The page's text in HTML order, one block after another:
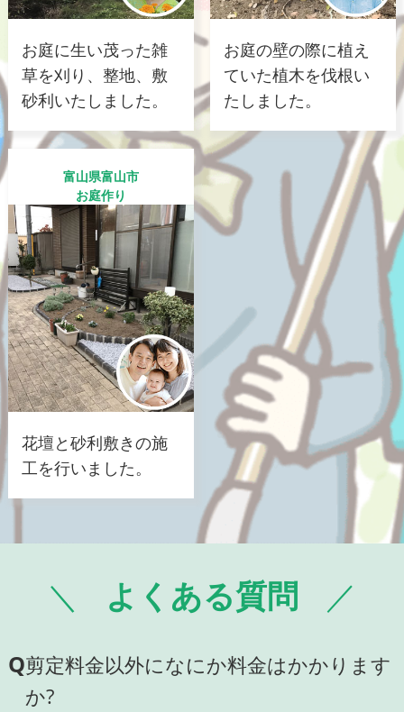
お庭に生い茂った雑
草を刈り、整地、敷
砂利いたしました。
お庭の壁の際に植え
ていた植木を伐根い
たしました。
富山県富山市
お庭作り
花壇と砂利敷きの施
工を行いました。
よくある質問
Q剪定料金以外になにか料金はかかります
か?